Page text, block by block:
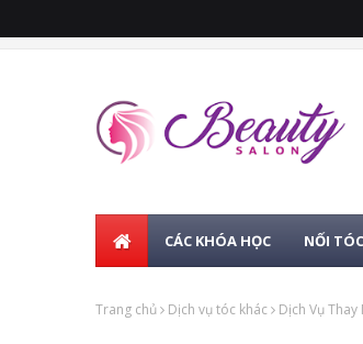
CÁC KHÓA HỌC NỐI
Trang chủ Dịch vụ tóc khác Dịch Vụ